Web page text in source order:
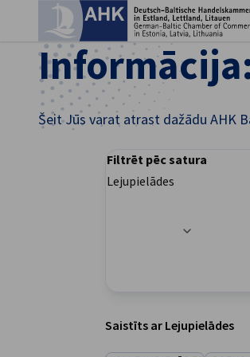
Šeit Jūs varat atrast dažādu AHK
Veiksmīgi atjauninātas
Filtrēt pēc satura
Lejupielādes
Saistīts ar Lejupielādes